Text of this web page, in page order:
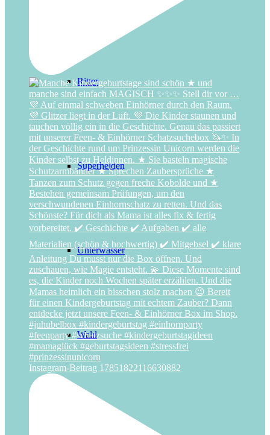
Ritter
Superhelden
Unterwasser
Wald
Instagram-Beitrag 17851822116630882